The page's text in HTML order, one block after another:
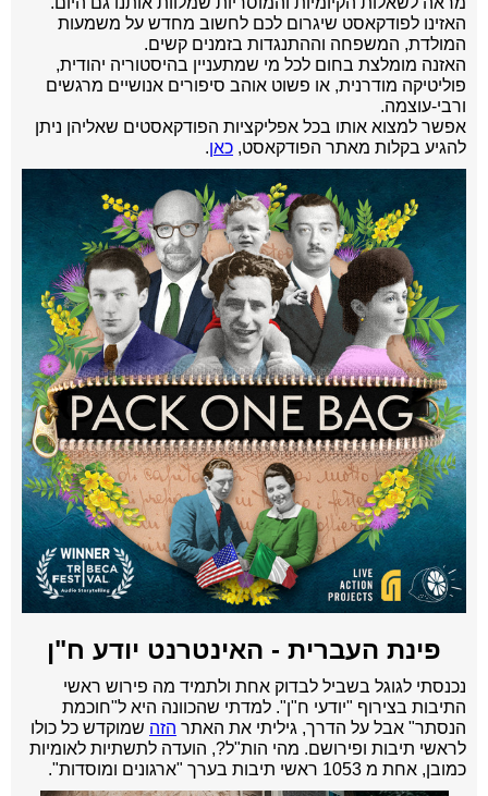
האזינו לפודקאסט שיגרום לכם לחשוב מחדש על משמעות
המולדת, המשפחה וההתנגדות בזמנים קשים.
האזנה מומלצת בחום לכל מי שמתעניין בהיסטוריה יהודית,
פוליטיקה מודרנית, או פשוט אוהב סיפורים אנושיים מרגשים
ורבי-עוצמה.
אפשר למצוא אותו בכל אפליקציות הפודקאסטים שאליהן ניתן
להגיע בקלות מאתר הפודקאסט, כאן.
פינת העברית - האינטרנט יודע ח"ן
נכנסתי לגוגל בשביל לבדוק אחת ולתמיד מה פירוש ראשי
התיבות בצירוף "יודעי ח"ן". למדתי שהכוונה היא ל"חוכמת
הנסתר" אבל על הדרך, גיליתי את האתר הזה שמוקדש כל כולו
לראשי תיבות ופירושם. מהי הות"ל?, הועדה לתשתיות לאומיות
כמובן, אחת מ 1053 ראשי תיבות בערך "ארגונים ומוסדות".